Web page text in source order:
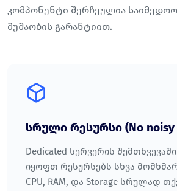
კომპონენტი შერჩეულია
მუშაობის გარანტიით.
სრული რესურსი (No noisy
Dedicated სერვერის
იყოფთ რესურსებს სხვა
CPU, RAM, და Storage სრულად